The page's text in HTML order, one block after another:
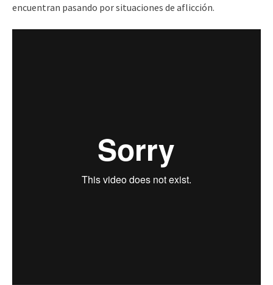
encuentran pasando por situaciones de aflicción.